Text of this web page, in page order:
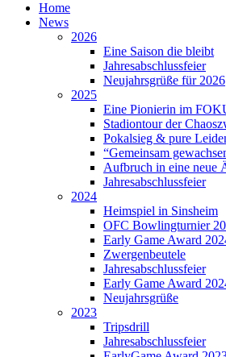
Home
News
2026
Eine Saison die bleibt
Jahresabschlussfeier
Neujahrsgrüße für 2026
2025
Eine Pionierin im
Stadiontour der
Pokalsieg & pure
“Gemeinsam
Aufbruch in eine neue
Jahresabschlussfeier
2024
Heimspiel in Sinsheim
OFC Bowlingturnier
Early Game Award
Zwergenbeutele
Jahresabschlussfeier
Early Game Award
Neujahrsgrüße
2023
Tripsdrill
Jahresabschlussfeier